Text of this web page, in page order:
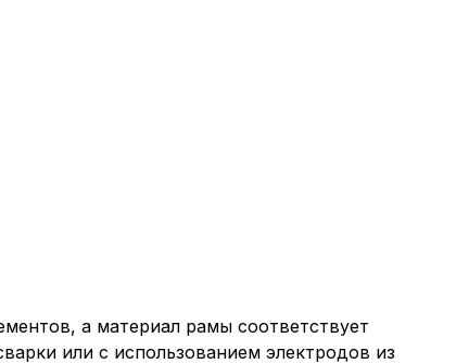
а материал рамы соответствует
или с использованием электродов из